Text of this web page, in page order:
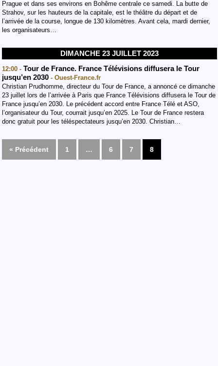
Prague et dans ses environs en Bohême centrale ce samedi. La butte de
Strahov, sur les hauteurs de la capitale, est le théâtre du départ et de
l’arrivée de la course, longue de 130 kilomètres. Avant cela, mardi dernier,
les organisateurs…
DIMANCHE 23 JUILLET 2023
12:00 - Tour de France. France Télévisions diffusera le Tour
jusqu’en 2030 - Ouest-France.fr
Christian Prudhomme, directeur du Tour de France, a annoncé ce dimanche
23 juillet lors de l’arrivée à Paris que France Télévisions diffusera le Tour de
France jusqu’en 2030. Le précédent accord entre France Télé et ASO,
l’organisateur du Tour, courrait jusqu’en 2025. Le Tour de France restera
donc gratuit pour les téléspectateurs jusqu’en 2030. Christian…
« Précédent 1 … 6 7 8